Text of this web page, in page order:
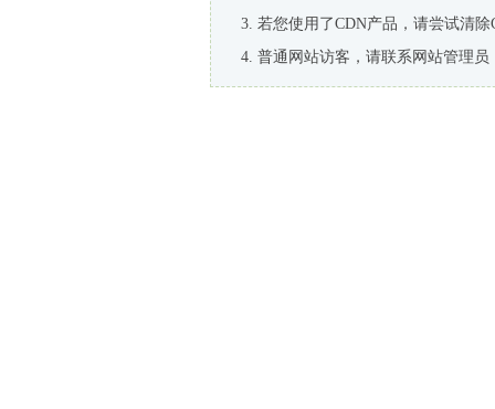
若您使用了CDN产品，请尝试清除
普通网站访客，请联系网站管理员